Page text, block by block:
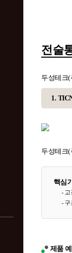
전술
두성테크
1.
두성테크
핵심
- 고
- 구
제품